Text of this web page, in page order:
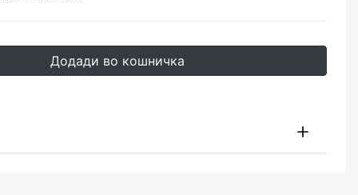
Додади во кошничка